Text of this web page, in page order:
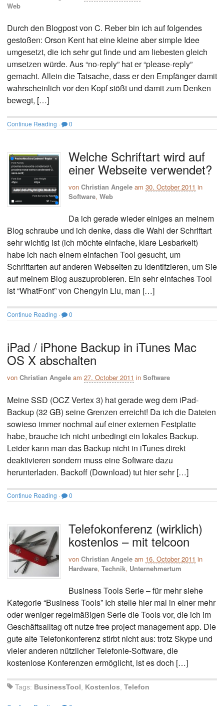
Web
Durch den Blogpost von C. Reber bin ich auf folgendes
gestoßen: Orson Kent hat eine kleine aber simple Idee
umgesetzt, die ich sehr gut finde und am liebesten gleich
umsetzen würde. Aus “no-reply” hat er “please-reply”
gemacht. Allein die Tatsache, dass er den Empfänger damit
wahrscheinlich vor den Kopf stößt und damit zum Denken
bewegt, […]
Continue Reading · 0
Welche Schriftart wird auf
einer Webseite verwendet?
von Christian Angele am 30. October 2011 in
Software, Web
Da ich gerade wieder einiges an meinem
Blog schraube und ich denke, dass die Wahl der Schriftart
sehr wichtig ist (ich möchte einfache, klare Lesbarkeit)
habe ich nach einem einfachen Tool gesucht, um
Schriftarten auf anderen Webseiten zu identifzieren, um Sie
auf meinem Blog auszuprobieren. Ein sehr einfaches Tool
ist “WhatFont” von Chengyin Liu, man […]
Continue Reading · 0
iPad / iPhone Backup in iTunes Mac
OS X abschalten
von Christian Angele am 27. October 2011 in Software
Meine SSD (OCZ Vertex 3) hat gerade weg dem iPad-
Backup (32 GB) seine Grenzen erreicht! Da ich die Dateien
sowieso immer nochmal auf einer externen Festplatte
habe, brauche ich nicht unbedingt ein lokales Backup.
Leider kann man das Backup nicht in iTunes direkt
deaktivieren sondern muss eine Software dazu
herunterladen. Backoff (Download) tut hier sehr […]
Continue Reading · 0
Telefokonferenz (wirklich)
kostenlos – mit telcoon
von Christian Angele am 16. October 2011 in
Hardware, Technik, Unternehmertum
Business Tools Serie – für mehr siehe
Kategorie “Business Tools” Ich stelle hier mal in einer mehr
oder weniger regelmäßigen Serie die Tools vor, die ich im
Geschäftsalltag oft nutze free project management app. Die
gute alte Telefonkonferenz stirbt nicht aus: trotz Skype und
vieler anderen nützlicher Telefonie-Software, die
kostenlose Konferenzen ermöglicht, ist es doch […]
Tags: BusinessTool Kostenlos Telefon